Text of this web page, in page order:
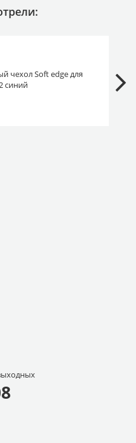
чехол Soft edge для
синий